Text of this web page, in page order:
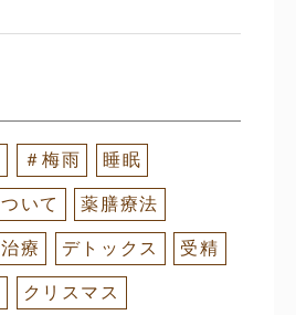
＃梅雨 睡眠
いて 薬膳療法
療 デトックス 受精
クリスマス